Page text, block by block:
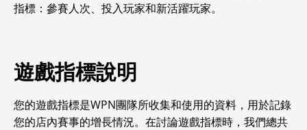
指標：參賽人次、投入玩家和新活躍玩家。
遊戲指標說明
您的遊戲指標是WPN團隊所收集和使用的資料，用於記錄
您的店內賽事的增長情況。在討論遊戲指標時，我們總共